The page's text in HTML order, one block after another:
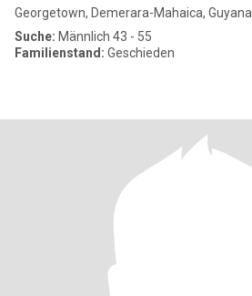
Georgetown, Demerara-Mahaica, Guyana
Suche: Männlich 43 - 55
Familienstand: Geschieden